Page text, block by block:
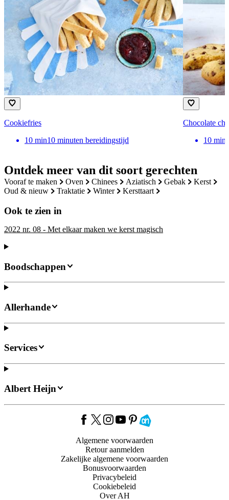
Ontdek meer van dit soort gerechten
vooraf te maken oven chinees aziatisch gebak
kerst
oud & nieuw
traktatie winter kersttaart
Ook te zien in
2022 nr. 08 - Met elkaar maken we kerst magisch
Cookiefries
10 min10 minuten bereidingstijd
Chocolate
10 min
Boodschappen
Allerhande
Services
Albert Heijn
Algemene voorwaarden
Retour aanmelden
Zakelijke algemene voorwaarden
Bonusvoorwaarden
Privacybeleid
Cookiebeleid
Over AH